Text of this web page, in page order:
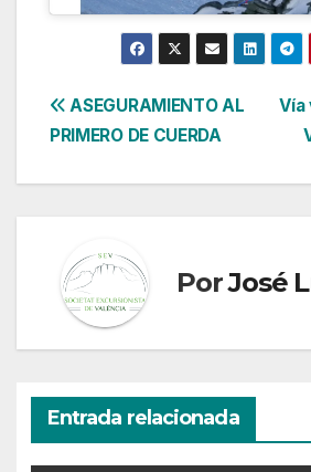
Navegación
Vía
ASEGURAMIENTO AL
PRIMERO DE CUERDA
PorJosé
Entrada relacionada